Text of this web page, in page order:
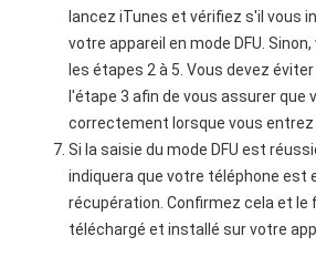
lancez iTunes et vérifiez s'il vous
votre appareil en mode DFU.
les étapes 2 à 5. Vous devez
l'étape 3 afin de vous assurer que
correctement lorsque vous entrez
Si la saisie du mode DFU est
indiquera que votre téléphone est
récupération. Confirmez cela et le
téléchargé et installé sur votre